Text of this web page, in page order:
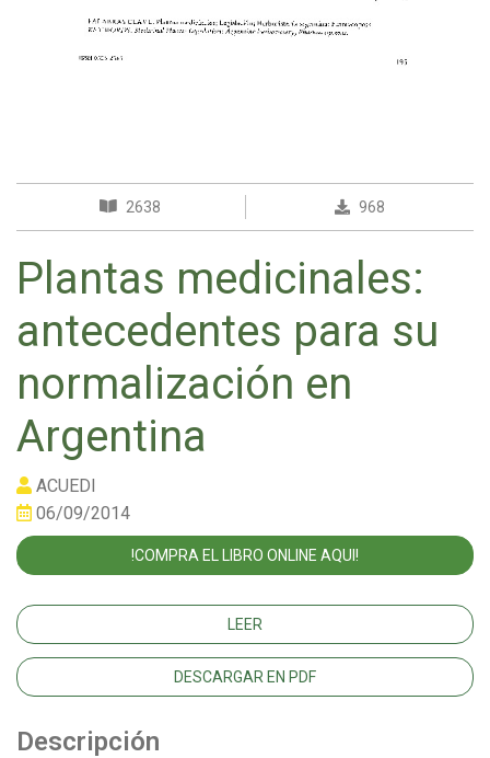
2638 968
Plantas medicinales:
antecedentes para su
normalización en
Argentina
ACUEDI
06/09/2014
!COMPRA EL LIBRO ONLINE AQUI!
LEER
DESCARGAR EN PDF
Descripción